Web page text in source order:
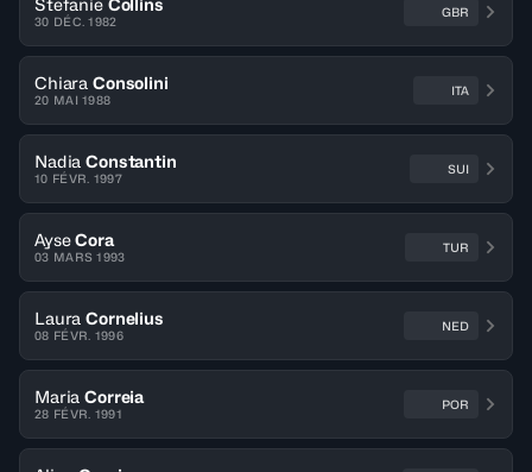
Stefanie Collins
30 DÉC. 1982
GBR
Chiara Consolini
20 MAI 1988
ITA
Nadia Constantin
10 FÉVR. 1997
SUI
Ayse Cora
03 MARS 1993
TUR
Laura Cornelius
08 FÉVR. 1996
NED
Maria Correia
28 FÉVR. 1991
POR